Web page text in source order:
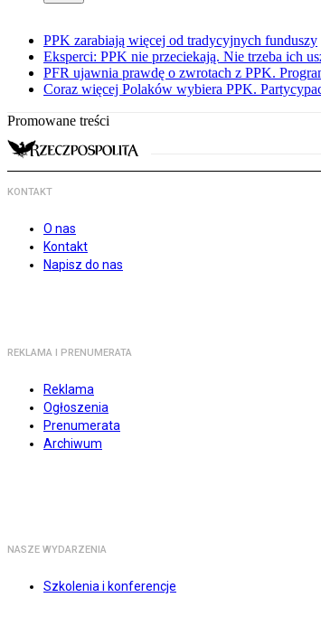
PPK zarabiają więcej od tradycyjnych funduszy
Eksperci: PPK nie przeciekają. Nie trzeba ich
PFR ujawnia prawdę o zwrotach z PPK.
Coraz więcej Polaków wybiera PPK.
Promowane treści
KONTAKT
O nas
Kontakt
Napisz do nas
REKLAMA I PRENUMERATA
Reklama
Ogłoszenia
Prenumerata
Archiwum
NASZE WYDARZENIA
Szkolenia i konferencje